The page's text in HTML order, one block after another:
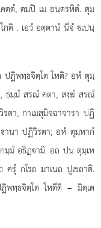
ตฺตํ, ตมฺปิ เม อนฺตรหิตํ. ตุมฺ
กติ . เอวํ อตฺตานํ นีจํ เปนฺ
ปฏิพทฺธจิตฺโต โหติ? อหํ ตุมฺ
ธมฺมํ สรณํ คตา, สงฺฆํ สรณํ
า, กาเมสุมิจฺฉาจารา ปฏิ
านา ปฏิวิรตา; อหํ ตุมฺหากํ
มฺมํ อธิฏฺามิ. อถ ปน ตุมฺเห
ครุํ กโรถ มาเนถ ปูเชถาติ.
ทฺธจิตฺโต โหตีติ – มิตฺเต